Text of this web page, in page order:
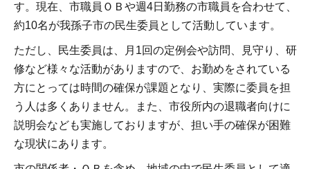
す。現在、市職員ＯＢや週4日勤務の市職員を合わせて、
約10名が我孫子市の民生委員として活動しています。
ただし、民生委員は、月1回の定例会や訪問、見守り、研
修など様々な活動がありますので、お勤めをされている
方にとっては時間の確保が課題となり、実際に委員を担
う人は多くありません。また、市役所内の退職者向けに
説明会なども実施しておりますが、担い手の確保が困難
な現状にあります。